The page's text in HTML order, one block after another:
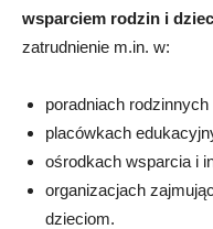
wsparciem rodzin i dziec
zatrudnienie m.in. w:
poradniach
placówkach
ośrodkach wsparcia i
organizacjach
dzieciom.